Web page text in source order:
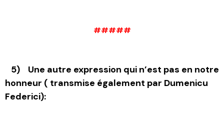
#####
5) Une autre expression qui n’est pas en notre
honneur ( transmise également par Dumenicu
Federici):